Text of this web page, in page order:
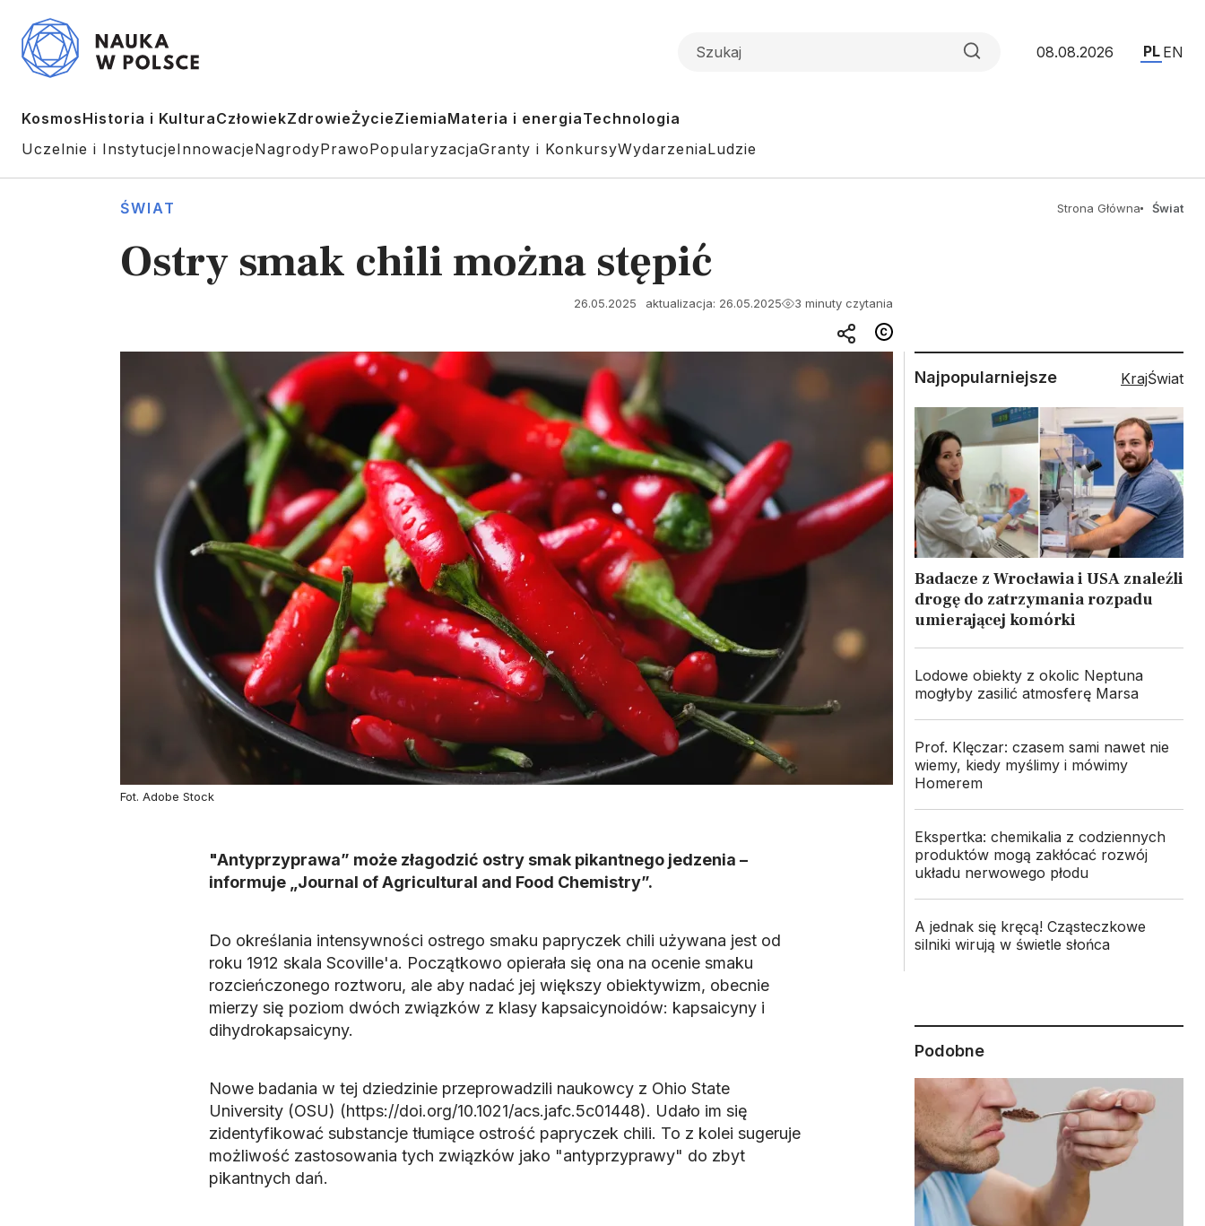
08.08.2026 PL EN
KosmosHistoria i KulturaCzłowiekZdrowieŻycieZiemiaMateria i energiaTechnologia
Uczelnie i InstytucjeInnowacjeNagrodyPrawoPopularyzacjaGranty i KonkursyWydarzeniaLudzie
ŚWIAT Strona Główna Świat
Ostry smak chili można stępić
26.05.2025 aktualizacja: 26.05.2025 3 minuty czytania
Fot. Adobe Stock
"Antyprzyprawa” może złagodzić ostry smak pikantnego jedzenia –
informuje „Journal of Agricultural and Food Chemistry”.
Do określania intensywności ostrego smaku papryczek chili używana jest od
roku 1912 skala Scoville'a. Początkowo opierała się ona na ocenie smaku
rozcieńczonego roztworu, ale aby nadać jej większy obiektywizm, obecnie
mierzy się poziom dwóch związków z klasy kapsaicynoidów: kapsaicyny i
dihydrokapsaicyny.
Nowe badania w tej dziedzinie przeprowadzili naukowcy z Ohio State
University (OSU) (https://doi.org/10.1021/acs.jafc.5c01448). Udało im się
zidentyfikować substancje tłumiące ostrość papryczek chili. To z kolei sugeruje
możliwość zastosowania tych związków jako "antyprzyprawy" do zbyt
pikantnych dań.
Najpopularniejsze KrajŚwiat
Badacze z Wrocławia i USA znaleźli
drogę do zatrzymania rozpadu
umierającej komórki
Lodowe obiekty z okolic Neptuna
mogłyby zasilić atmosferę Marsa
Prof. Klęczar: czasem sami nawet nie
wiemy, kiedy myślimy i mówimy
Homerem
Ekspertka: chemikalia z codziennych
produktów mogą zakłócać rozwój
układu nerwowego płodu
A jednak się kręcą! Cząsteczkowe
silniki wirują w świetle słońca
Podobne